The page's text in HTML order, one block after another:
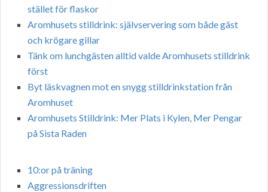
stället för flaskor
Aromhusets stilldrink: självservering som både gäst
och krögare gillar
Tänk om lunchgästen alltid valde Aromhusets stilldrink
först
Byt läskvagnen mot en snygg stilldrinkstation från
Aromhuset
Aromhusets Stilldrink: Mer Plats i Kylen, Mer Pengar
på Sista Raden
10:or på träning
Aggressionsdriften